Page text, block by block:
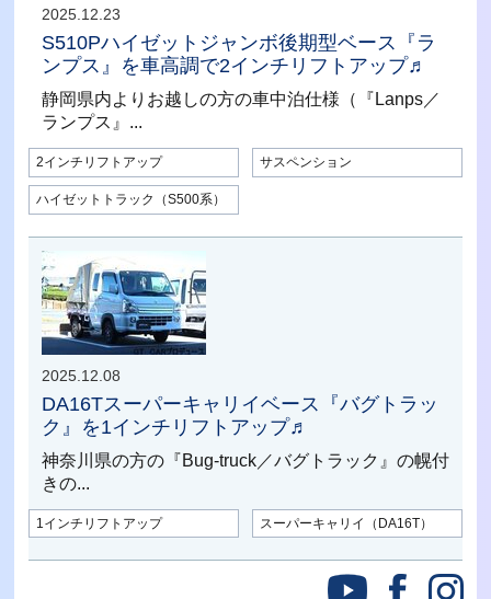
2025.12.23
S510Pハイゼットジャンボ後期型ベース『ラ
ンプス』を車高調で2インチリフトアップ♬
静岡県内よりお越しの方の車中泊仕様（『Lanps／
ランプス』...
2インチリフトアップ サスペンション
ハイゼットトラック（S500系）
2025.12.08
DA16Tスーパーキャリイベース『バグトラッ
ク』を1インチリフトアップ♬
神奈川県の方の『Bug-truck／バグトラック』の幌付
きの...
1インチリフトアップ スーパーキャリイ（DA16T）